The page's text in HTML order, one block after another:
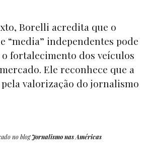
Borelli acredita que o
“media” independentes pode
fortalecimento dos veículos
Ele reconhece que a
valorização do jornalismo
no blog Jornalismo nas Américas